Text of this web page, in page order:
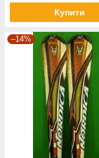
Купити
–14%